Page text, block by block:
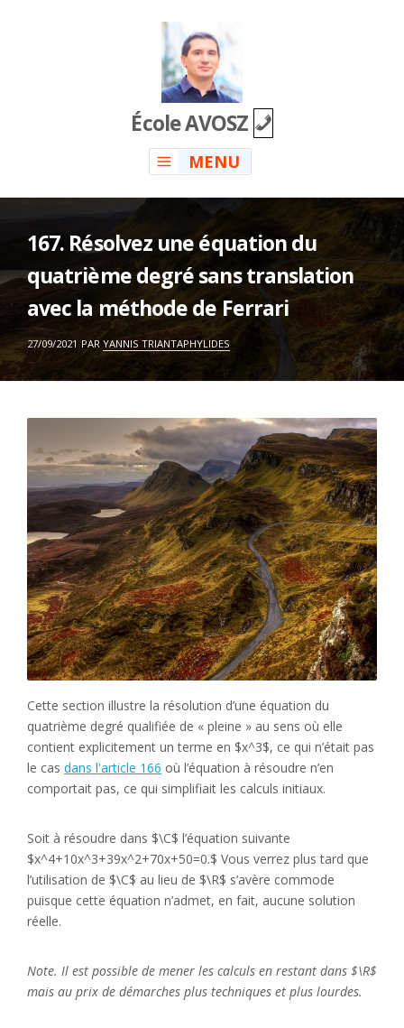
École AVOSZ
MENU
167. Résolvez une équation du
quatrième degré sans translation
avec la méthode de Ferrari
ON
27/09/2021 PAR YANNIS TRIANTAPHYLIDES
Cette section illustre la résolution d’une équation du
quatrième degré qualifiée de « pleine » au sens où elle
contient explicitement un terme en $x^3$, ce qui n’était pas
le cas dans l'article 166 où l’équation à résoudre n’en
comportait pas, ce qui simplifiait les calculs initiaux.
Soit à résoudre dans $\C$ l’équation suivante
$x^4+10x^3+39x^2+70x+50=0.$ Vous verrez plus tard que
l’utilisation de $\C$ au lieu de $\R$ s’avère commode
puisque cette équation n’admet, en fait, aucune solution
réelle.
Note. Il est possible de mener les calculs en restant dans $\R$
mais au prix de démarches plus techniques et plus lourdes.